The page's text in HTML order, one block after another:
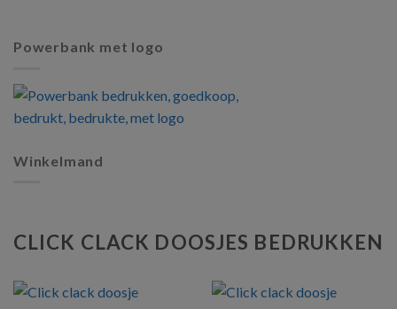
CLICK CLACK DOOSJES BEDRUKKEN
Powerbank met logo
Winkelmand